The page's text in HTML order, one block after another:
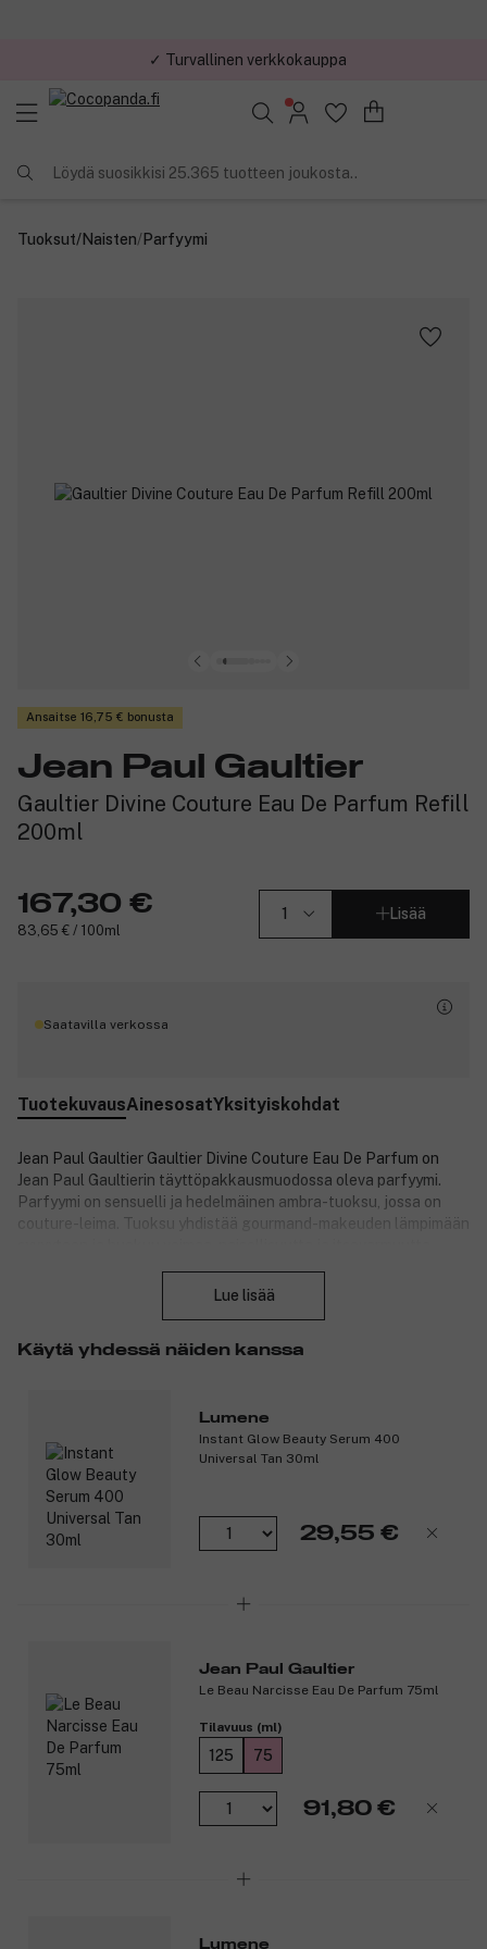
✓ Turvallinen verkkokauppa
Löydä suosikkisi 25.365 tuotteen joukosta..
Tuoksut/Naisten/Parfyymi
Ansaitse 16,75 € bonusta
Jean Paul Gaultier
Gaultier Divine Couture Eau De Parfum Refill
200ml
167,30 €
83,65 € / 100ml
Lisää
Saatavilla verkossa
TuotekuvausAinesosatYksityiskohdat
Jean Paul Gaultier Gaultier Divine Couture Eau De Parfum on
Jean Paul Gaultierin täyttöpakkausmuodossa oleva parfyymi.
Parfyymi on sensuelli ja hedelmäinen ambra-tuoksu, jossa on
couture-leima. Tuoksu yhdistää gourmand-makeuden lämpimään
antaa hedelmäisen ja eloisan alun. Sydämessä pehmeä ja ilmava
marenki sulautuu mukaan hienovaraisella makeudellaan, tuoden
gourmand-luonteen. Pohjalla lämmin ja kultainen bentsoiini
Vaaleanpunainen, uudelleentäytettävä pullo on muotoiltu
ikonisen Gaultier-siluetin mukaan, jossa on punottu kultainen
korsetti ja näyttävä kultainen lävistys. Design korostaa couture-
perintöä ja tekee tuoksusta katseenvangitsijan.
Huomio:
Pohjatuoksu: Bentsoiini.
Tuotenumero:3348785
Lue lisää
Käytä yhdessä näiden kanssa
Lumene
Instant Glow Beauty Serum 400
Universal Tan 30ml
29,55 €
Jean Paul Gaultier
Le Beau Narcisse Eau De Parfum 75ml
Tilavuus (ml)
125 75
91,80 €
Lumene